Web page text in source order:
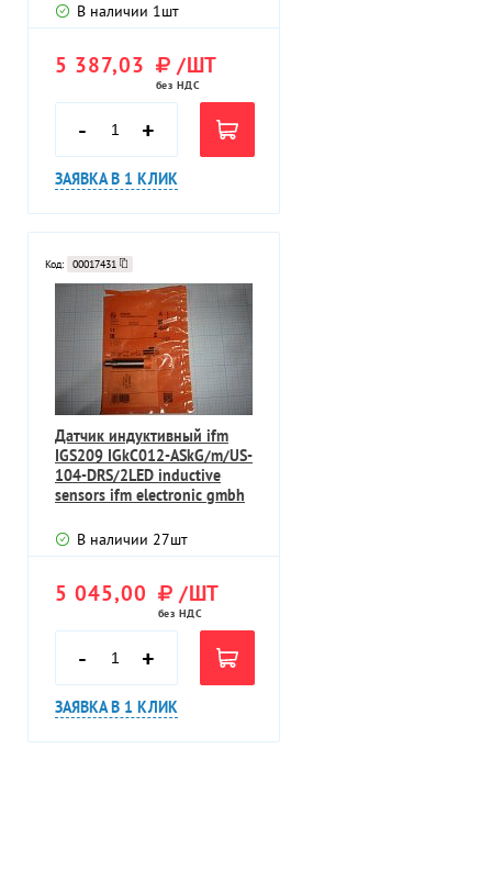
В наличии 1шт
5 387,03 /ШТ
без НДС
- +
ЗАЯВКА В 1 КЛИК
Код: 00017431
Датчик индуктивный ifm
IGS209 IGkC012-ASkG/m/US-
104-DRS/2LED inductive
sensors ifm electronic gmbh
В наличии 27шт
5 045,00 /ШТ
без НДС
- +
ЗАЯВКА В 1 КЛИК